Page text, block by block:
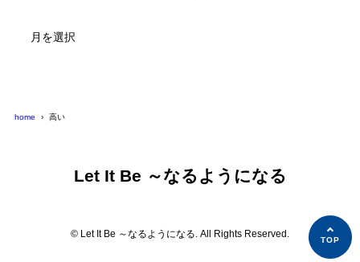
home 高い
Let It Be ～なるようになる
© Let It Be ～なるようになる. All Rights Reserved.